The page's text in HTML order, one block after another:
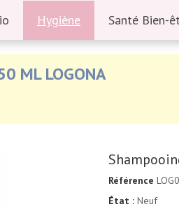
Hygiène Santé Bien-
ML LOGONA
Référence
État : Neuf